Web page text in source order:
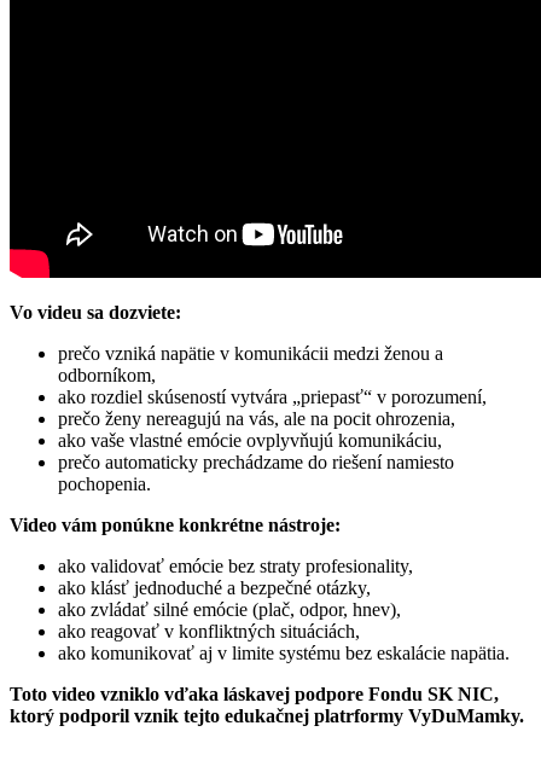
Vo videu sa dozviete:
prečo vzniká napätie v komunikácii medzi ženou a
odborníkom,
ako rozdiel skúseností vytvára „priepasť“ v porozumení,
prečo ženy nereagujú na vás, ale na pocit ohrozenia,
ako vaše vlastné emócie ovplyvňujú komunikáciu,
prečo automaticky prechádzame do riešení namiesto
pochopenia.
Video vám ponúkne konkrétne nástroje:
ako validovať emócie bez straty profesionality,
ako klásť jednoduché a bezpečné otázky,
ako zvládať silné emócie (plač, odpor, hnev),
ako reagovať v konfliktných situáciách,
ako komunikovať aj v limite systému bez eskalácie napätia.
Toto video vzniklo vďaka láskavej podpore Fondu SK NIC,
ktorý podporil vznik tejto edukačnej platrformy VyDuMamky.